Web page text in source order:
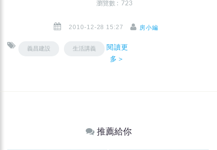
瀏覽數 : 723
2010-12-28 15:27 房小編
義昌建設 生活講義
閱讀更
多＞
推薦給你